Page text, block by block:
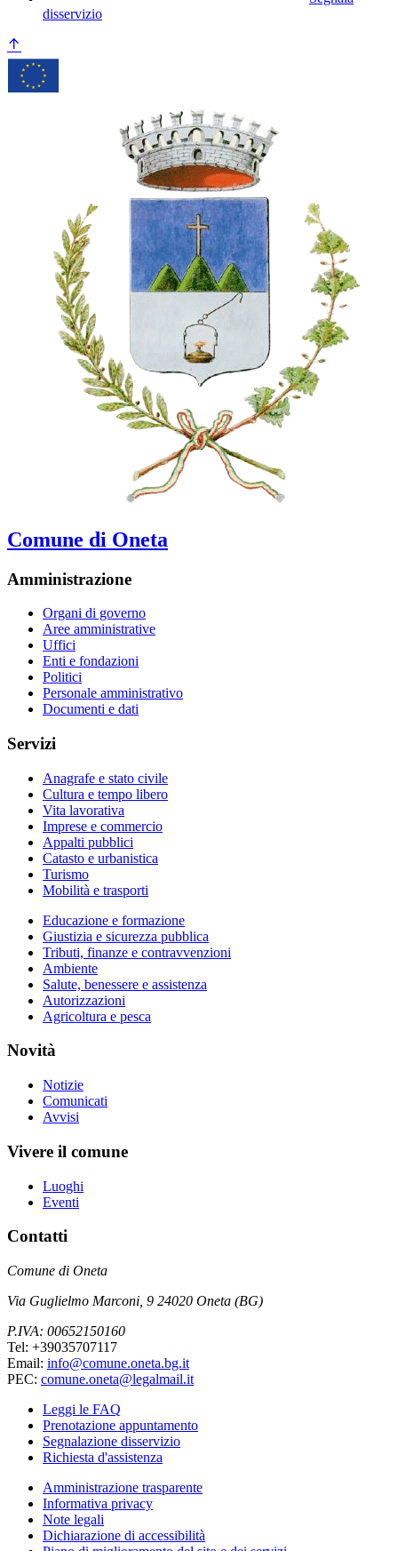
disservizio
Comune di Oneta
Amministrazione
Organi di governo
Aree amministrative
Uffici
Enti e fondazioni
Politici
Personale amministrativo
Documenti e dati
Servizi
Anagrafe e stato civile
Cultura e tempo libero
Vita lavorativa
Imprese e commercio
Appalti pubblici
Catasto e urbanistica
Turismo
Mobilità e trasporti
Educazione e formazione
Giustizia e sicurezza pubblica
Tributi, finanze e contravvenzioni
Ambiente
Salute, benessere e assistenza
Autorizzazioni
Agricoltura e pesca
Novità
Notizie
Comunicati
Avvisi
Vivere il comune
Luoghi
Eventi
Contatti
Comune di Oneta
Via Guglielmo Marconi, 9 24020 Oneta (BG)
P.IVA: 00652150160
Tel: +39035707117
Email: info@comune.oneta.bg.it
PEC: comune.oneta@legalmail.it
Leggi le FAQ
Prenotazione appuntamento
Segnalazione disservizio
Richiesta d'assistenza
Amministrazione trasparente
Informativa privacy
Note legali
Dichiarazione di accessibilità